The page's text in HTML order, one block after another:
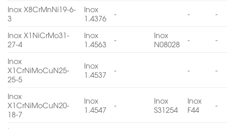
Inox X8CrMnNi19-6-
3
Inox
1.4376
- - -
Inox X1NiCrMo31-
27-4
Inox
1.4563
-
Inox
N08028
- -
Inox
X1CrNiMoCuN25-
25-5
Inox
1.4537
- - -
Inox
X1CrNiMoCuN20-
18-7
Inox
1.4547
-
Inox
S31254
Inox
F44
-